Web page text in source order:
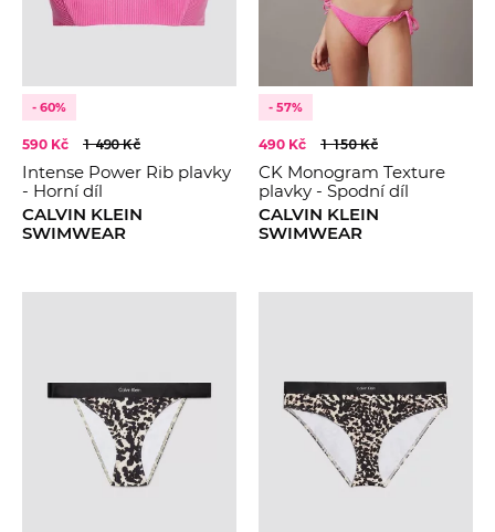
- 60%
590 Kč 1 490 Kč
Intense Power Rib plavky
- Horní díl
CALVIN KLEIN
SWIMWEAR
- 57%
490 Kč 1 150 Kč
CK Monogram Texture
plavky - Spodní díl
CALVIN KLEIN
SWIMWEAR